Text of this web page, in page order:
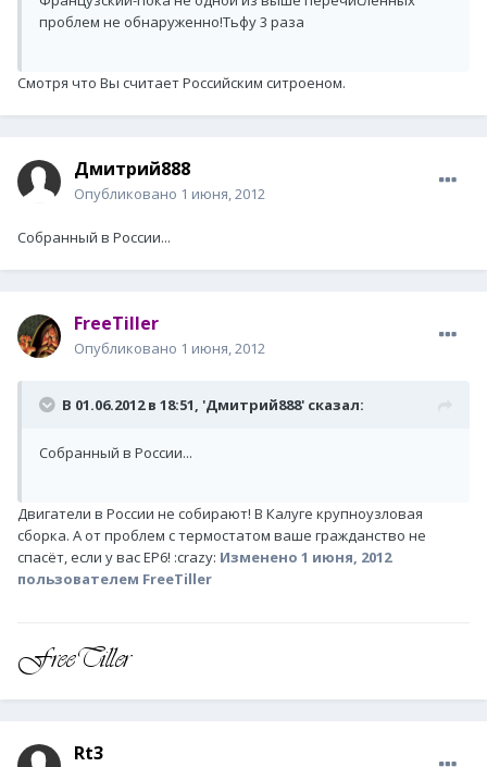
проблем не обнаруженно!Тьфу 3 раза
Смотря что Вы считает Российским ситроеном.
Дмитрий888
Опубликовано 1 июня, 2012
Собранный в России...
FreeTiller
Опубликовано 1 июня, 2012
В 01.06.2012 в 18:51, 'Дмитрий888' сказал:
Собранный в России...
Двигатели в России не собирают! В Калуге крупноузловая
сборка. А от проблем с термостатом ваше гражданство не
спасёт, если у вас ЕР6! :crazy: Изменено 1 июня, 2012
пользователем FreeTiller
Rt3